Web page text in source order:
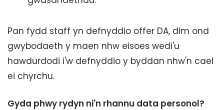
Pan fydd staff yn defnyddio offer DA, dim ond
gwybodaeth y maen nhw eisoes wedi'u
hawdurdodi i'w defnyddio y byddan nhw'n cael
ei chyrchu.
Gyda phwy rydyn ni'n rhannu data personol?